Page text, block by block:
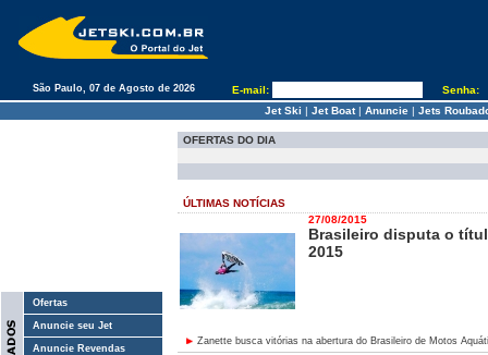
São Paulo, 07 de Agosto de 2026 E-mail:
Senha:
Jet Ski | Jet Boat| Anuncie| Jets
Ofertas
Anuncie seu Jet
Anuncie Revendas
OFERTAS DO DIA
ÚLTIMAS NOTÍCIAS
27/08/2015
Brasileiro disputa o
2015
Zanette busca vitórias na abertura do Brasileiro de Motos